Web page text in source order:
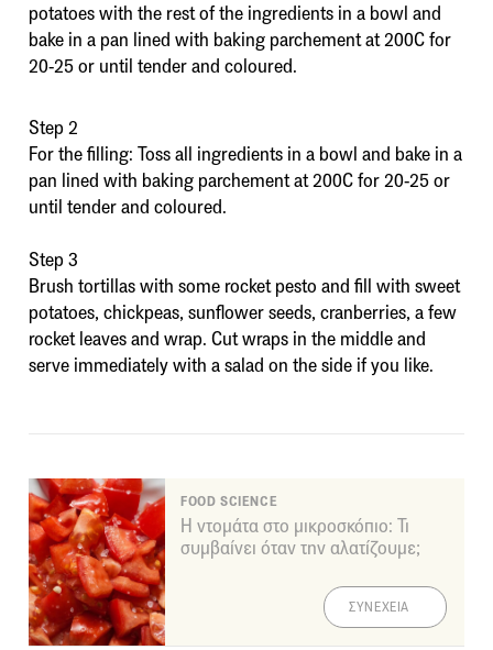
potatoes with the rest of the ingredients in a bowl and
bake in a pan lined with baking parchement at 200C for
20-25 or until tender and coloured.
Step 2
For the filling: Toss all ingredients in a bowl and bake in a
pan lined with baking parchement at 200C for 20-25 or
until tender and coloured.
Step 3
Brush tortillas with some rocket pesto and fill with sweet
potatoes, chickpeas, sunflower seeds, cranberries, a few
rocket leaves and wrap. Cut wraps in the middle and
serve immediately with a salad on the side if you like.
FOOD SCIENCE
Η ντομάτα στο μικροσκόπιο: Τι
συμβαίνει όταν την αλατίζουμε;
ΣΥΝΕΧΕΙΑ